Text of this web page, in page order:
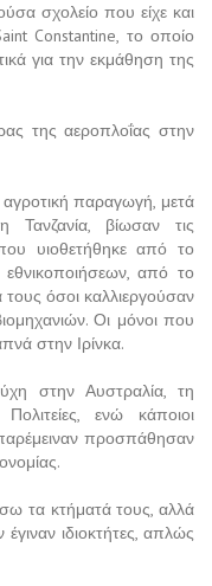
σχολείο που είχε και
Constantine, το οποίο
για την εκμάθηση της
της αεροπλοΐας στην
παραγωγή, μετά
βίωσαν τις
υιοθετήθηκε από το
από το
όσοι καλλιεργούσαν
Οι μόνοι που
στην Ιρίνκα.
στην Αυστραλία, τη
ενώ κάποιοι
προσπάθησαν
τα κτήματά τους, αλλά
ιδιοκτήτες, απλώς